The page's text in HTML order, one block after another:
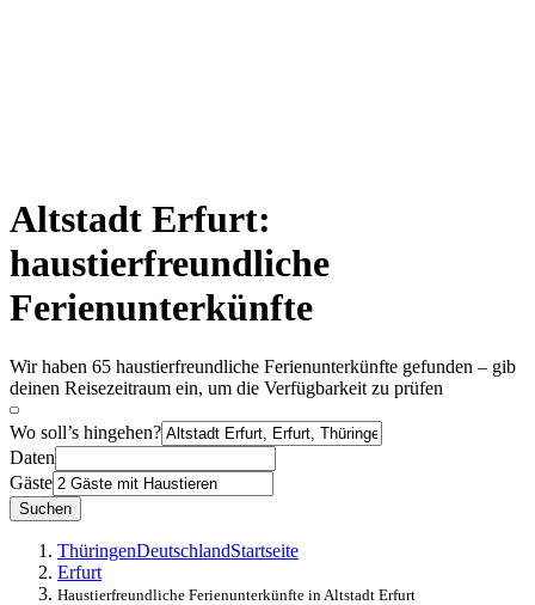
Altstadt Erfurt:
haustierfreundliche
Ferienunterkünfte
Wir haben 65 haustierfreundliche Ferienunterkünfte gefunden – gib
deinen Reisezeitraum ein, um die Verfügbarkeit zu prüfen
Wo soll’s hingehen?
Daten
Gäste
Suchen
ThüringenDeutschlandStartseite
Erfurt
Haustierfreundliche Ferienunterkünfte in Altstadt Erfurt